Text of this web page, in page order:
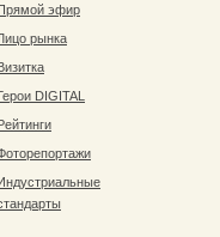
эфир
рынка
DIGITAL